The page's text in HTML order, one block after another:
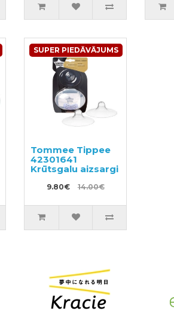
SUPER PIEDĀVĀJUMS
Tommee Tippee
42301641
Krūtsgalu aizsargi
9.80€ 14.00€